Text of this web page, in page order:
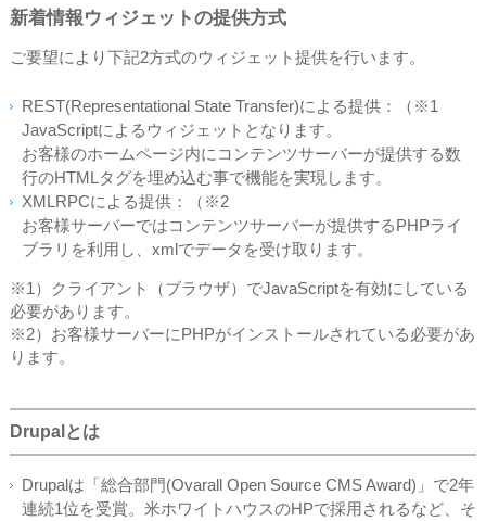
新着情報ウィジェットの提供方式
ご要望により下記2方式のウィジェット提供を行います。
REST(Representational State Transfer)による提供：（※1
JavaScriptによるウィジェットとなります。
お客様のホームページ内にコンテンツサーバーが提供する数
行のHTMLタグを埋め込む事で機能を実現します。
XMLRPCによる提供：（※2
お客様サーバーではコンテンツサーバーが提供するPHPライ
ブラリを利用し、xmlでデータを受け取ります。
※1）クライアント（ブラウザ）でJavaScriptを有効にしている
必要があります。
※2）お客様サーバーにPHPがインストールされている必要があ
ります。
Drupalとは
Drupalは「総合部門(Ovarall Open Source CMS Award)」で2年
連続1位を受賞。米ホワイトハウスのHPで採用されるなど、そ